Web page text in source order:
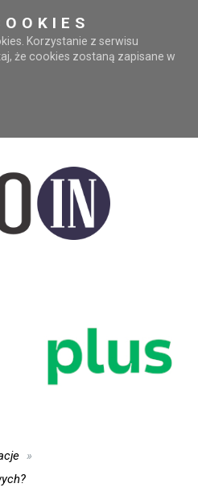
Korzystanie z serwisu
że cookies zostaną zapisane w